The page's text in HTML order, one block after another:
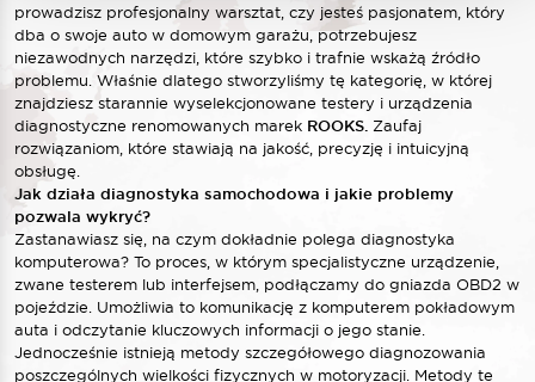
prowadzisz profesjonalny warsztat, czy jesteś pasjonatem, który
dba o swoje auto w domowym garażu, potrzebujesz
niezawodnych narzędzi, które szybko i trafnie wskażą źródło
problemu. Właśnie dlatego stworzyliśmy tę kategorię, w której
znajdziesz starannie wyselekcjonowane testery i urządzenia
diagnostyczne renomowanych marek ROOKS. Zaufaj
rozwiązaniom, które stawiają na jakość, precyzję i intuicyjną
obsługę.
Jak działa diagnostyka samochodowa i jakie problemy
pozwala wykryć?
Zastanawiasz się, na czym dokładnie polega diagnostyka
komputerowa? To proces, w którym specjalistyczne urządzenie,
zwane testerem lub interfejsem, podłączamy do gniazda OBD2 w
pojeździe. Umożliwia to komunikację z komputerem pokładowym
auta i odczytanie kluczowych informacji o jego stanie.
Jednocześnie istnieją metody szczegółowego diagnozowania
poszczególnych wielkości fizycznych w motoryzacji. Metody te